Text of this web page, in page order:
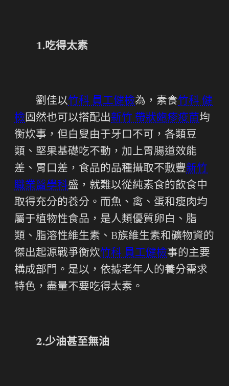
1.吃得太素
劉佳以竹科 員工健檢為，素食竹科 健
檢固然也可以搭配出新竹 帶狀皰疹疫苗均
衡炊事，但白叟由于牙口不可，各類豆
類、堅果基礎吃不動，加上胃腸道效能
差、胃口差，食品的品種攝取不敷豐新竹
職業醫學科盛，就難以從純素食的飲食中
取得充分的養分。而魚、禽、蛋和瘦肉均
屬于植物性食品，是人類優質卵白、脂
類、脂溶性維生素、B族維生素和礦物資的
傑出起源戰爭衡炊竹科 員工健檢事的主要
構成部門。是以，依據老年人的養分需求
特色，盡量不要吃得太素。
2.少油甚至無油